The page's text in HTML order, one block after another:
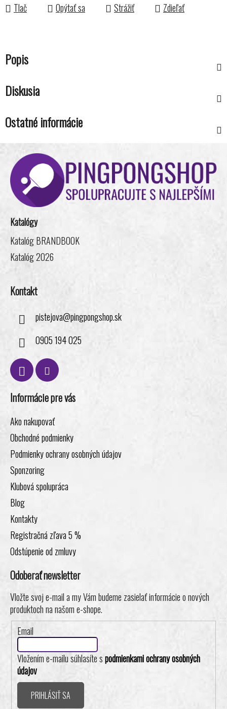
Tlač Opýtať sa Strážiť Zdieľať
Popis
Diskusia
Ostatné informácie
Z
Katalógy
Katalóg BRANDBOOK
Katalóg 2026
Kontakt
pistejova@pingpongshop.sk
0905 194 025
Informácie pre vás
Ako nakupovať
Obchodné podmienky
Podmienky ochrany osobných údajov
Sponzoring
Klubová spolupráca
Blog
Kontakty
Registračná zľava 5 %
Odstúpenie od zmluvy
Odoberať newsletter
Vložte svoj e-mail a my Vám budeme zasielať informácie o nových
produktoch na našom e-shope.
Email
Vložením e-mailu súhlasíte spodmienkami ochrany osobných
údajov
PRIHLÁSIŤ SA